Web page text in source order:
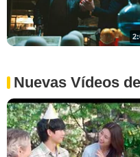
Nuevas Vídeos